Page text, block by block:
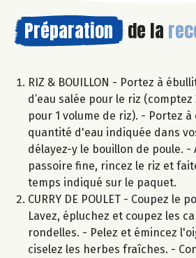
Préparation de la
RIZ & BOUILLON - Portez à
d’eau salée pour le riz (comptez
pour 1 volume de riz). - Portez
quantité d'eau indiquée dans
délayez-y le bouillon de poule. -
passoire fine, rincez le riz et
temps indiqué sur le paquet.
CURRY DE POULET - Coupez le
Lavez, épluchez et coupez les
rondelles. - Pelez et émincez
ciselez les herbes fraîches. -